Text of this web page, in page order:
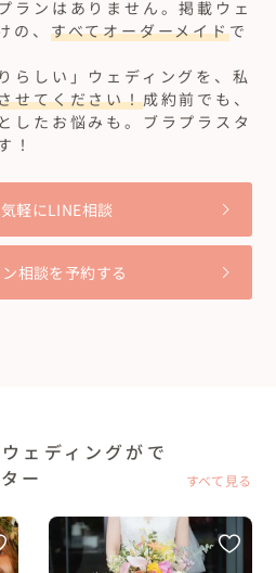
ランはありません。掲載ウェ
の、 すべてオーダーメイドで
らしい」ウェディングを、私
せてください！成約前でも、
したお悩みも。ブラプラスタ
！
軽にLINE相談
相談を予約する
ェディングがで
ー
すべて見る